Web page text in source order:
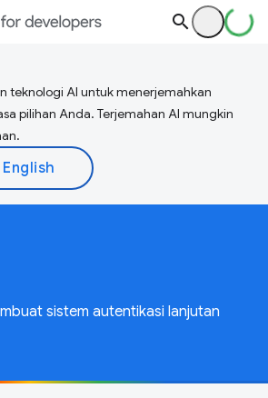
teknologi AI untuk menerjemahkan
pilihan Anda. Terjemahan AI mungkin
sistem autentikasi lanjutan